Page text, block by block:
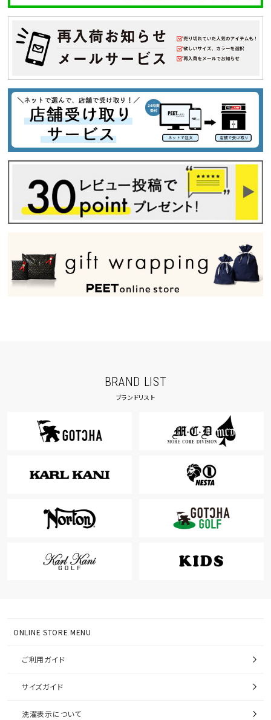
BRAND LIST
ブランドリスト
ONLINE STORE MENU
ご利用ガイド
サイズガイド
洗濯表示について